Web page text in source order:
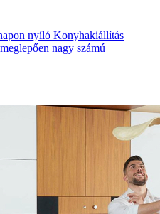
nyíló Konyhakiállítás
nagy számú